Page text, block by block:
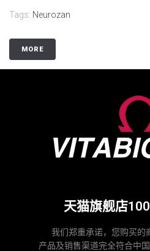
Tags: Neurozan
MORE
天猫旗舰店
我们郑重承诺，您购买的
产品及销售渠道完全符合中